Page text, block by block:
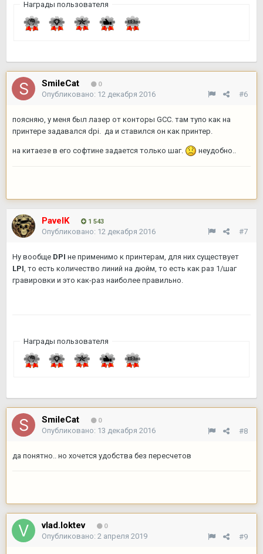
Награды пользователя
SmileCat 0
#6
Опубликовано: 12 декабря 2016
поясняю, у меня был лазер от конторы GCC. там тупо как на
принтере задавался dpi. да и ставился он как принтер.
на китаезе в его софтине задается только шаг. неудобно..
PavelK 1 543
#7
Опубликовано: 12 декабря 2016
Ну вообще DPI не применимо к принтерам, для них существует
LPI , то есть количество линий на дюйм, то есть как раз 1/шаг
гравировки и это как-раз наиболее правильно.
Награды пользователя
SmileCat 0
#8
Опубликовано: 13 декабря 2016
да понятно.. но хочется удобства без пересчетов
vlad.loktev 0
#9
Опубликовано: 2 апреля 2019